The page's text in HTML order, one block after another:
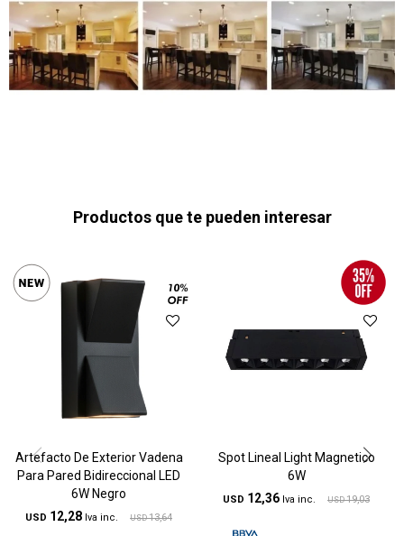
Productos que te pueden interesar
Artefacto De Exterior Vadena
Para Pared Bidireccional LED
6W Negro
USD 12,28 USD 13,64
Spot Lineal Light Magnetico
6W
USD 12,36 USD 19,03